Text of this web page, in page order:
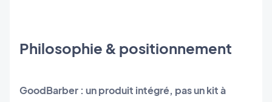
Philosophie & positionnement
GoodBarber : un produit intégré, pas un kit à